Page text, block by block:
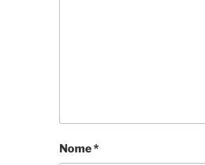
Nome*